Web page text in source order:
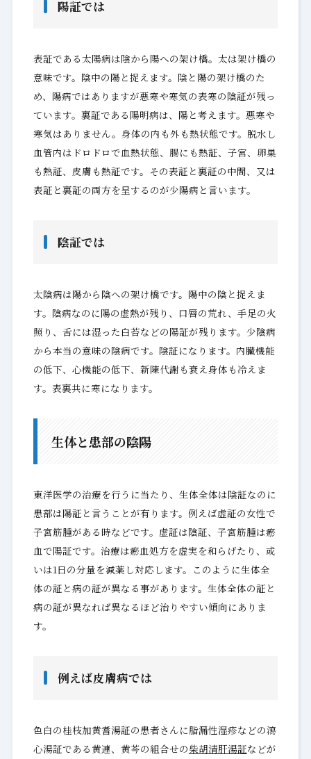
陽証では
表証である太陽病は陰から陽への架け橋。太は架け橋の
意味です。陰中の陽と捉えます。陰と陽の架け橋のた
め、陽病ではありますが悪寒や寒気の表寒の陰証が残っ
ています。裏証である陽明病は、陽と考えます。悪寒や
寒気はありません。身体の内も外も熱状態です。脱水し
血管内はドロドロで血熱状態、腸にも熱証、子宮、卵巣
も熱証、皮膚も熱証です。その表証と裏証の中間、又は
表証と裏証の両方を呈するのが少陽病と言います。
陰証では
太陰病は陽から陰への架け橋です。陽中の陰と捉えま
す。陰病なのに陽の虚熱が残り、口唇の荒れ、手足の火
照り、舌には湿った白苔などの陽証が残ります。少陰病
から本当の意味の陰病です。陰証になります。内臓機能
の低下、心機能の低下、新陳代謝も衰え身体も冷えま
す。表裏共に寒になります。
生体と患部の陰陽
東洋医学の治療を行うに当たり、生体全体は陰証なのに
患部は陽証と言うことが有ります。例えば虚証の女性で
子宮筋腫がある時などです。虚証は陰証、子宮筋腫は瘀
血で陽証です。治療は瘀血処方を虚実を和らげたり、或
いは1日の分量を減薬し対応します。このように生体全
体の証と病の証が異なる事があります。生体全体の証と
病の証が異なれば異なるほど治りやすい傾向にありま
す。
例えば皮膚病では
色白の桂枝加黄耆湯証の患者さんに脂漏性湿疹などの瀉
心湯証である黄連、黄芩の組合せの柴胡清肝湯証などが